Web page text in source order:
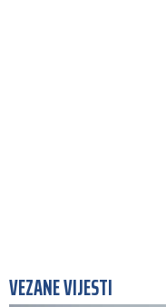
VEZANE VIJESTI